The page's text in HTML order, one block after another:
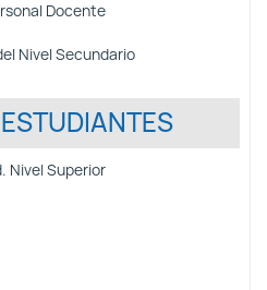
Docente
Nivel Secundario
Nivel Superior